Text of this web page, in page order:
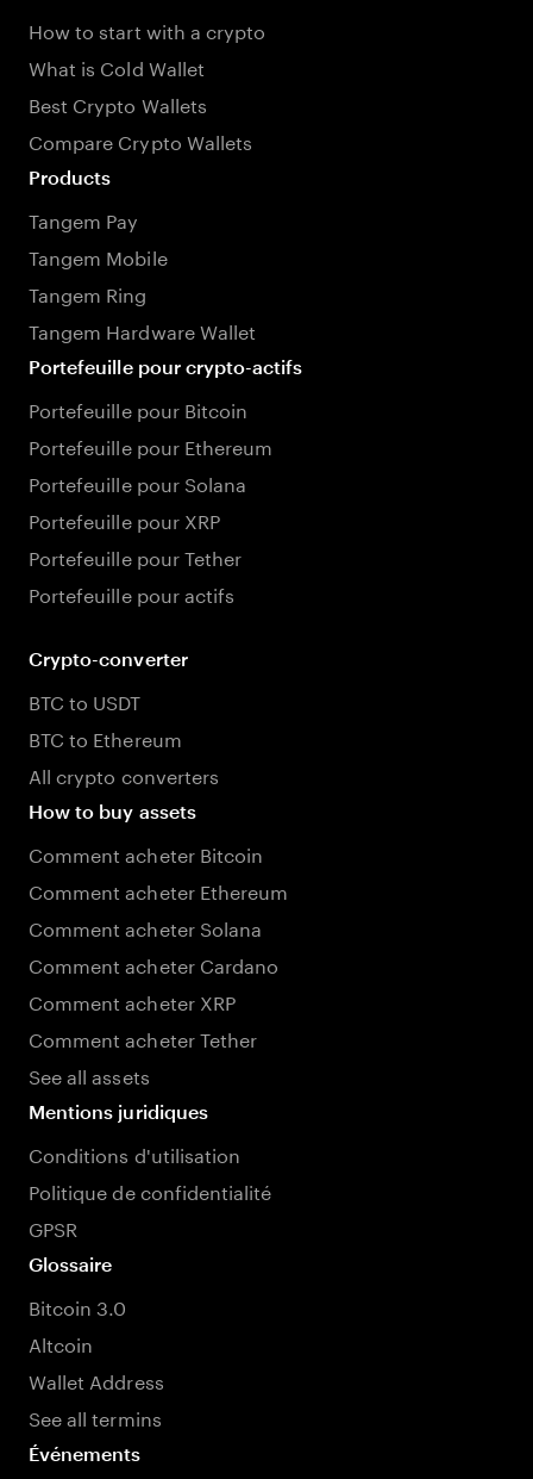
How to start with a crypto
What is Cold Wallet
Best Crypto Wallets
Compare Crypto Wallets
Products
Tangem Pay
Tangem Mobile
Tangem Ring
Tangem Hardware Wallet
Portefeuille pour crypto-actifs
Portefeuille pour Bitcoin
Portefeuille pour Ethereum
Portefeuille pour Solana
Portefeuille pour XRP
Portefeuille pour Tether
Portefeuille pour actifs
Crypto-converter
BTC to USDT
BTC to Ethereum
All crypto converters
How to buy assets
Comment acheter Bitcoin
Comment acheter Ethereum
Comment acheter Solana
Comment acheter Cardano
Comment acheter XRP
Comment acheter Tether
See all assets
Mentions juridiques
Conditions d'utilisation
Politique de confidentialité
GPSR
Glossaire
Bitcoin 3.0
Altcoin
Wallet Address
See all termins
Événements